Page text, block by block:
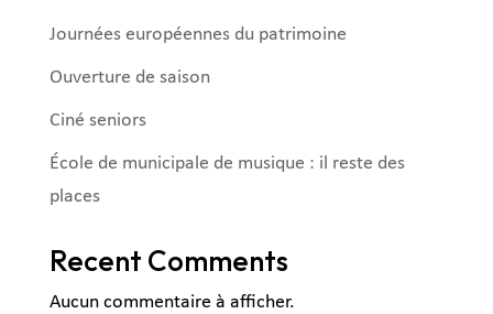
Journées européennes du patrimoine
Ouverture de saison
Ciné seniors
École de municipale de musique : il reste des
places
Recent Comments
Aucun commentaire à afficher.